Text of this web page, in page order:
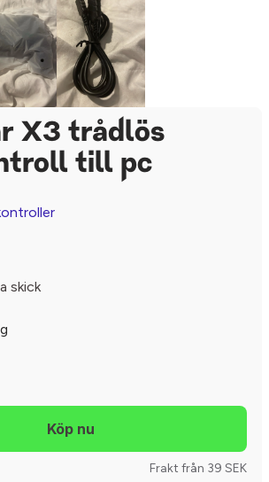
X3 trådlös
till pc
skick
Frakt från 39 SEK